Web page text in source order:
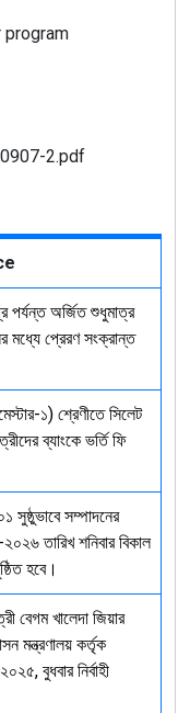
2.pdf
পর্যন্ত অর্জিত শুধুমাত্র
মধ্যে প্রেরণ সংক্রান্ত
১) শ্রেণীতে সিলেট
ব্যাংকে ভর্তি ফি
সুষ্ঠুভাবে সম্পাদনের
তারিখ শনিবার বিকাল
হবে।
বেগম খালেদা জিয়ার
মন্ত্রণালয় কর্তৃক
বুধবার নির্বাহী